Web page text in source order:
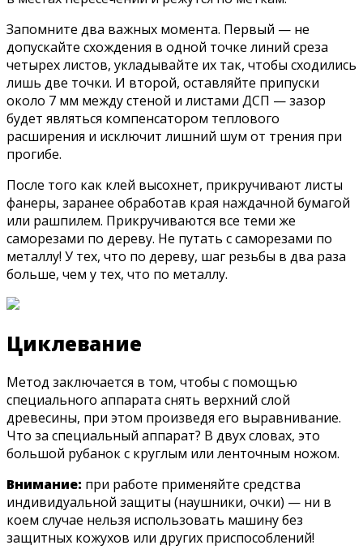
Запомните два важных момента. Первый — не
допускайте схождения в одной точке линий среза
четырех листов, укладывайте их так, чтобы сходились
лишь две точки. И второй, оставляйте припуски
около 7 мм между стеной и листами ДСП — зазор
будет являться компенсатором теплового
расширения и исключит лишний шум от трения при
прогибе.
После того как клей высохнет, прикручивают листы
фанеры, заранее обработав края наждачной бумагой
или рашпилем. Прикручиваются все теми же
саморезами по дереву. Не путать с саморезами по
металлу! У тех, что по дереву, шаг резьбы в два раза
больше, чем у тех, что по металлу.
Циклевание
Метод заключается в том, чтобы с помощью
специального аппарата снять верхний слой
древесины, при этом произведя его выравнивание.
Что за специальный аппарат? В двух словах, это
большой рубанок с круглым или ленточным ножом.
Внимание: при работе применяйте средства
индивидуальной защиты (наушники, очки) — ни в
коем случае нельзя использовать машину без
защитных кожухов или других приспособлений!